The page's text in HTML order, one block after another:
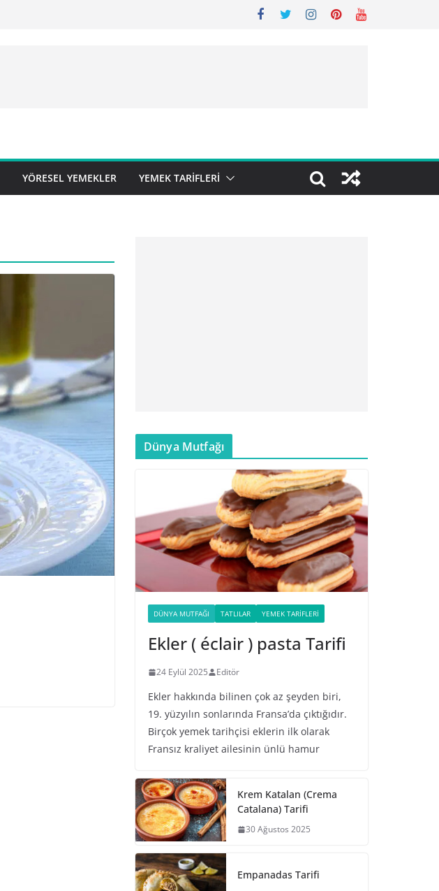
YÖRESEL YEMEKLER YEMEK TARIFLERI
Dünya Mutfağı
DÜNYA MUTFAĞI TATLILAR YEMEK TARIFLERI
Ekler ( éclair ) pasta Tarifi
24 Eylül 2025 Editör
Ekler hakkında bilinen çok az şeyden biri,
19. yüzyılın sonlarında Fransa’da çıktığıdır.
Birçok yemek tarihçisi eklerin ilk olarak
Fransız kraliyet ailesinin ünlü hamur
Krem Katalan (Crema
Catalana) Tarifi
30 Ağustos 2025
Empanadas Tarifi